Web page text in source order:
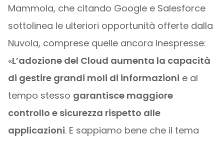
Mammola, che citando Google e Salesforce
sottolinea le ulteriori opportunità offerte dalla
Nuvola, comprese quelle ancora inespresse:
«L’adozione del Cloud aumenta la capacità
di gestire grandi moli di informazioni e al
tempo stesso garantisce maggiore
controllo e sicurezza rispetto alle
applicazioni. E sappiamo bene che il tema